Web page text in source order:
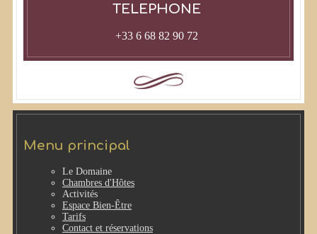
TELEPHONE
+33 6 68 82 90 72
Menu principal
Le Domaine
Chambres d'Hôtes
Activités
Espace Bien-Être
Tarifs
Contact et réservations